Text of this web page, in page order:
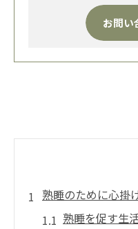
お問い
熟睡のために心掛
熟睡を促す生